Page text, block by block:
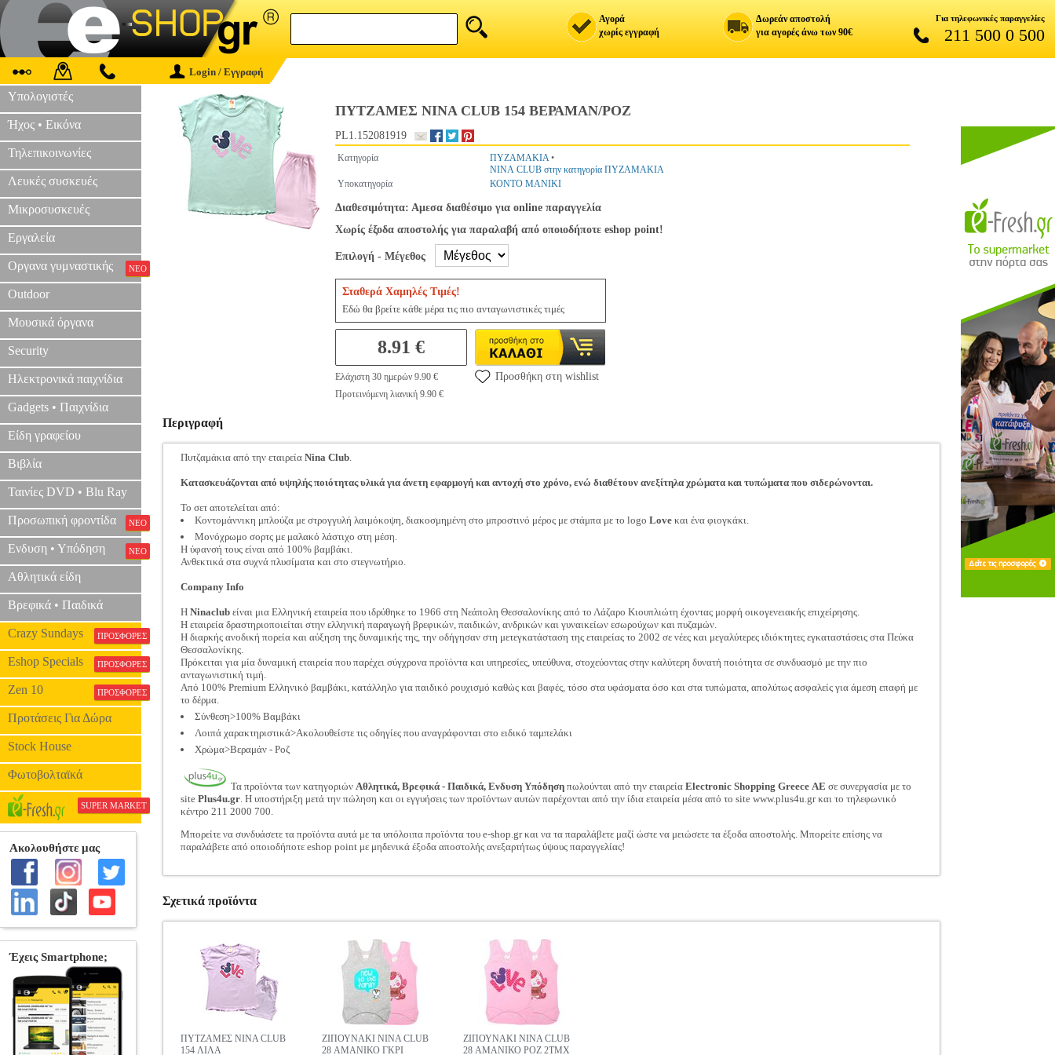
Αγορά
χωρίς εγγραφή
Δωρεάν αποστολή
για αγορές άνω των 90€
Για τηλεφωνικές παραγγελίες
211 500 0 500
Login / Εγγραφή
Υπολογιστές
Ήχος • Εικόνα
Τηλεπικοινωνίες
Λευκές συσκευές
Μικροσυσκευές
Εργαλεία
Οργανα γυμναστικής ΝΕΟ
Outdoor
Μουσικά όργανα
Security
Ηλεκτρονικά παιχνίδια
Gadgets • Παιχνίδια
Είδη γραφείου
Βιβλία
Ταινίες DVD • Blu Ray
Προσωπική φροντίδα ΝΕΟ
Ενδυση • Υπόδηση ΝΕΟ
Αθλητικά είδη
Βρεφικά • Παιδικά
Crazy Sundays ΠΡΟΣΦΟΡΕΣ
Eshop Specials ΠΡΟΣΦΟΡΕΣ
Zen 10 ΠΡΟΣΦΟΡΕΣ
Προτάσεις Για Δώρα
Stock House
Φωτοβολταϊκά
SUPER MARKET
ΠΥΤΖΑΜΕΣ NINA CLUB 154 ΒΕΡΑΜΑΝ/ΡΟΖ
PL1.152081919
Κατηγορία ΠΥΖΑΜΑΚΙΑ•
NINA CLUB στην κατηγορία ΠΥΖΑΜΑΚΙΑ
Υποκατηγορία
ΚΟΝΤΟ ΜΑΝΙΚΙ
Διαθεσιμότητα: Αμεσα διαθέσιμο για online παραγγελία
Χωρίς έξοδα αποστολής για παραλαβή από οποιοδήποτε eshop point!
Επιλογή - Μέγεθος
Σταθερά Χαμηλές Τιμές!
Εδώ θα βρείτε κάθε μέρα τις πιο ανταγωνιστικές τιμές
8.91 €
Ελάχιστη 30 ημερών 9.90 €
Προτεινόμενη λιανική 9.90 €
Προσθήκη στη wishlist
Περιγραφή
Πυτζαμάκια από την εταιρεία Nina Club.
Κατασκευάζονται από υψηλής ποιότητας υλικά για άνετη εφαρμογή και αντοχή στο χρόνο, ενώ διαθέτουν ανεξίτηλα χρώματα και τυπώματα που σιδερώνονται.
Το σετ αποτελείται από:
Κοντομάννικη μπλούζα με στρογγυλή λαιμόκοψη, διακοσμημένη στο μπροστινό μέρος με στάμπα με το logo Loveκαι ένα φιογκάκι.
Μονόχρωμο σορτς με μαλακό λάστιχο στη μέση.
Η ύφανσή τους είναι από 100% βαμβάκι.
Ανθεκτικά στα συχνά πλυσίματα και στο στεγνωτήριο.
Company Info
Η Ninaclub είναι μια Ελληνική εταιρεία που ιδρύθηκε το 1966 στη Νεάπολη Θεσσαλονίκης από το Λάζαρο Κιουπλιώτη έχοντας μορφή οικογενειακής επιχείρησης.
Η εταιρεία δραστηριοποιείται στην ελληνική παραγωγή βρεφικών, παιδικών, ανδρικών και γυναικείων εσωρούχων και πυζαμών.
Η διαρκής ανοδική πορεία και αύξηση της δυναμικής της, την οδήγησαν στη μετεγκατάσταση της εταιρείας το 2002 σε νέες και μεγαλύτερες ιδιόκτητες εγκαταστάσεις στα Πεύκα
Θεσσαλονίκης.
Πρόκειται για μία δυναμική εταιρεία που παρέχει σύγχρονα προϊόντα και υπηρεσίες, υπεύθυνα, στοχεύοντας στην καλύτερη δυνατή ποιότητα σε συνδυασμό με την πιο
ανταγωνιστική τιμή.
Από 100% Premium Ελληνικό βαμβάκι, κατάλληλο για παιδικό ρουχισμό καθώς και βαφές, τόσο στα υφάσματα όσο και στα τυπώματα, απολύτως ασφαλείς για άμεση επαφή με
το δέρμα.
Σύνθεση>100% Βαμβάκι
Λοιπά χαρακτηριστικά>Ακολουθείστε τις οδηγίες που αναγράφονται στο ειδικό ταμπελάκι
Χρώμα>Βεραμάν - Ροζ
Τα προϊόντα των κατηγοριών Αθλητικά, Βρεφικά - Παιδικά, Ενδυση Υπόδησηπωλούνται από την εταιρεία Electronic Shopping Greece ΑΕ σε συνεργασία με το
site Plus4u.gr. Η υποστήριξη μετά την πώληση και οι εγγυήσεις των προϊόντων αυτών παρέχονται από την ίδια εταιρεία μέσα από το site www.plus4u.gr και το τηλεφωνικό
κέντρο 211 2000 700.
Μπορείτε να συνδυάσετε τα προϊόντα αυτά με τα υπόλοιπα προϊόντα του e-shop.gr και να τα παραλάβετε μαζί ώστε να μειώσετε τα έξοδα αποστολής. Μπορείτε επίσης να
παραλάβετε από οποιοδήποτε eshop point με μηδενικά έξοδα αποστολής ανεξαρτήτως ύψους παραγγελίας!
Σχετικά προϊόντα
ΠΥΤΖΑΜΕΣ NINA CLUB
154 ΛΙΛΑ
ΖΙΠΟΥΝΑΚΙ NINA CLUB
28 ΑΜΑΝΙΚΟ ΓΚΡΙ
ΖΙΠΟΥΝΑΚΙ NINA CLUB
28 ΑΜΑΝΙΚΟ ΡΟΖ 2ΤΜΧ